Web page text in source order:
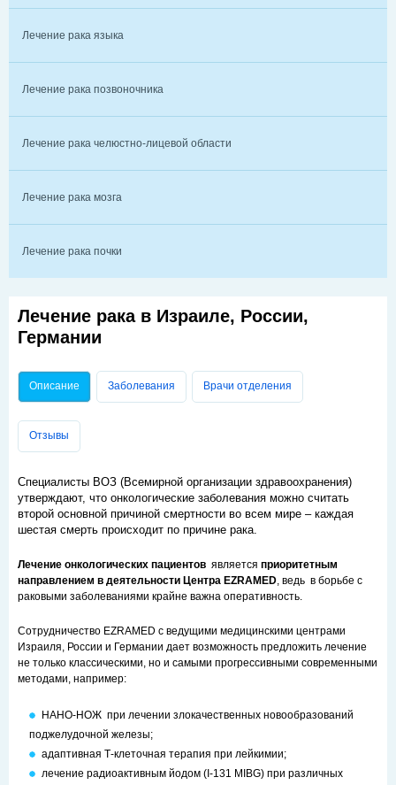
Лечение рака языка
Лечение рака позвоночника
Лечение рака челюстно-лицевой области
Лечение рака мозга
Лечение рака почки
Лечение рака в Израиле, России,
Германии
Главные вкладки
Описание (активная вкладка)
Заболевания Врачи отделения
Отзывы
Специалисты ВОЗ (Всемирной организации здравоохранения)
утверждают, что онкологические заболевания можно считать
второй основной причиной смертности во всем мире – каждая
шестая смерть происходит по причине рака.
Лечение онкологических пациентов является приоритетным
направлением в деятельности Центра EZRAMED, ведь в борьбе с
раковыми заболеваниями крайне важна оперативность.
Сотрудничество EZRAMED с ведущими медицинскими центрами
Израиля, России и Германии дает возможность предложить лечение
не только классическими, но и самыми прогрессивными современными
методами, например:
НАНО-НОЖ при лечении злокачественных новообразований
поджелудочной железы;
адаптивная Т-клеточная терапия при лейкимии;
лечение радиоактивным йодом (I-131 MIBG) при различных